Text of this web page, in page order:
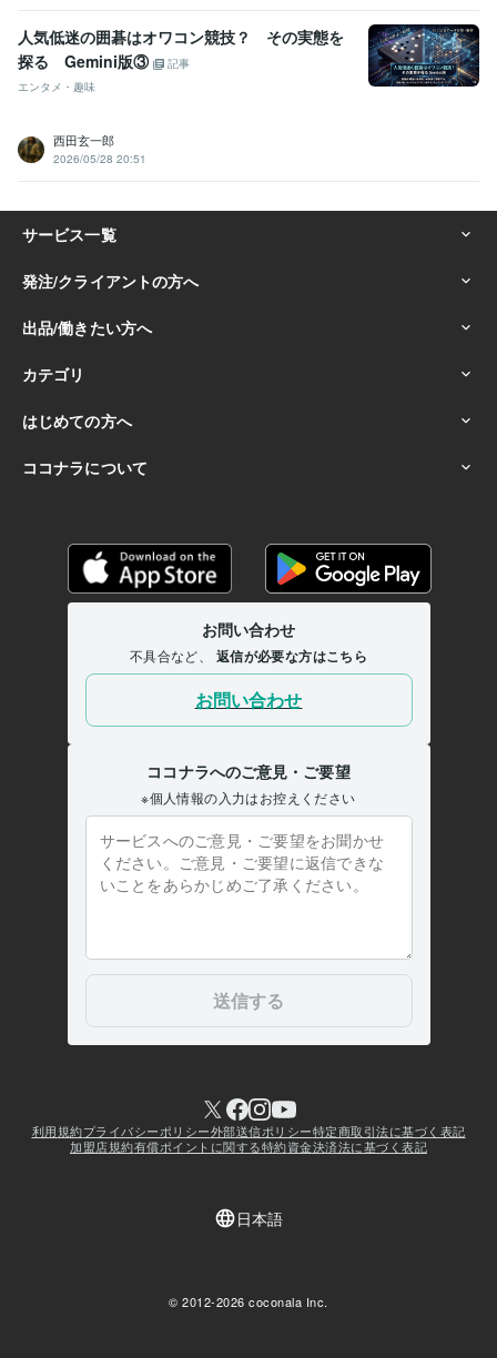
人気低迷の囲碁はオワコン競技？ その実態を
探る Gemini版③
記事
エンタメ・趣味
西田玄一郎
2026/05/28 20:51